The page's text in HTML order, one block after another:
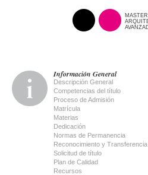
Información General
Descripción General
Competencias del título
Proceso de Admisión
Matrícula
Materias
Dedicación
Normas de Permanencia
Reconocimiento y
Solicitud de título
Plan de Calidad
Recursos